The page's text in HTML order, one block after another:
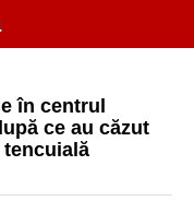
în centrul
ce au căzut
tencuială